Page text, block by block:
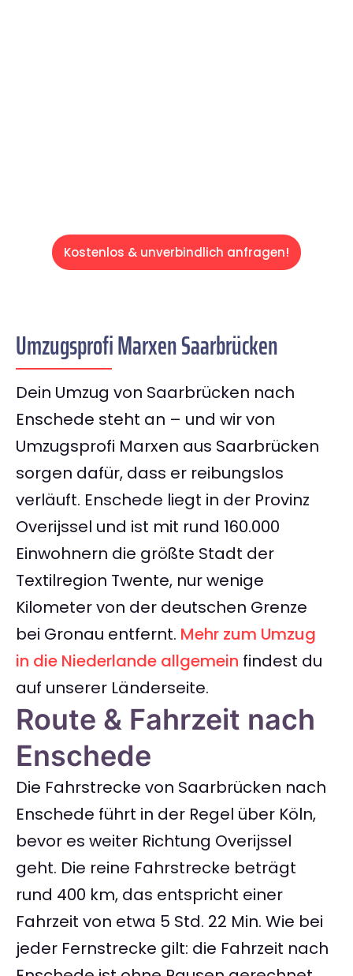
Kostenlos & unverbindlich anfragen!
Umzugsprofi Marxen Saarbrücken
Dein Umzug von Saarbrücken nach
Enschede steht an – und wir von
Umzugsprofi Marxen aus Saarbrücken
sorgen dafür, dass er reibungslos
verläuft. Enschede liegt in der Provinz
Overijssel und ist mit rund 160.000
Einwohnern die größte Stadt der
Textilregion Twente, nur wenige
Kilometer von der deutschen Grenze
bei Gronau entfernt. Mehr zum Umzug
in die Niederlande allgemein findest du
auf unserer Länderseite.
Route & Fahrzeit nach
Enschede
Die Fahrstrecke von Saarbrücken nach
Enschede führt in der Regel über Köln,
bevor es weiter Richtung Overijssel
geht. Die reine Fahrstrecke beträgt
rund 400 km, das entspricht einer
Fahrzeit von etwa 5 Std. 22 Min. Wie bei
jeder Fernstrecke gilt: die Fahrzeit nach